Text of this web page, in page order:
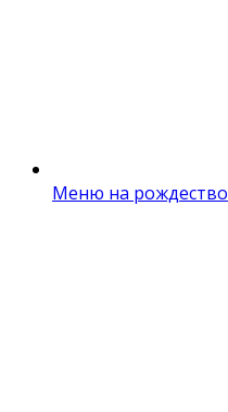
Меню на рождество